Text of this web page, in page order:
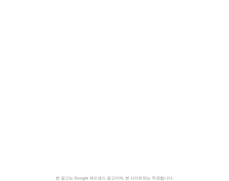
본 광고는 Google 애드센스 광고이며, 본 사이트와는 무관합니다.